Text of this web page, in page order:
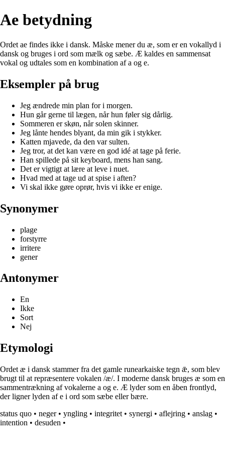
Ae betydning
Ordet ae findes ikke i dansk. Måske mener du æ, som er en vokallyd i
dansk og bruges i ord som mælk og sæbe. Æ kaldes en sammensat
vokal og udtales som en kombination af a og e.
Eksempler på brug
Jeg ændrede min plan for i morgen.
Hun går gerne til lægen, når hun føler sig dårlig.
Sommeren er skøn, når solen skinner.
Jeg lånte hendes blyant, da min gik i stykker.
Katten mjavede, da den var sulten.
Jeg tror, at det kan være en god idé at tage på ferie.
Han spillede på sit keyboard, mens han sang.
Det er vigtigt at lære at leve i nuet.
Hvad med at tage ud at spise i aften?
Vi skal ikke gøre oprør, hvis vi ikke er enige.
Synonymer
plage
forstyrre
irritere
gener
Antonymer
En
Ikke
Sort
Nej
Etymologi
Ordet æ i dansk stammer fra det gamle runearkaiske tegn ǣ, som blev
brugt til at repræsentere vokalen /æ/. I moderne dansk bruges æ som en
sammentrækning af vokalerne a og e. Æ lyder som en åben frontlyd,
der ligner lyden af e i ord som sæbe eller bære.
status quo • neger• yngling • integritet • synergi • aflejring • anslag •
intention • desuden •